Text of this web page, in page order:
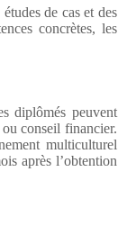
de cas et des
concrètes, les
diplômés peuvent
ou conseil financier.
multiculturel
après l’obtention